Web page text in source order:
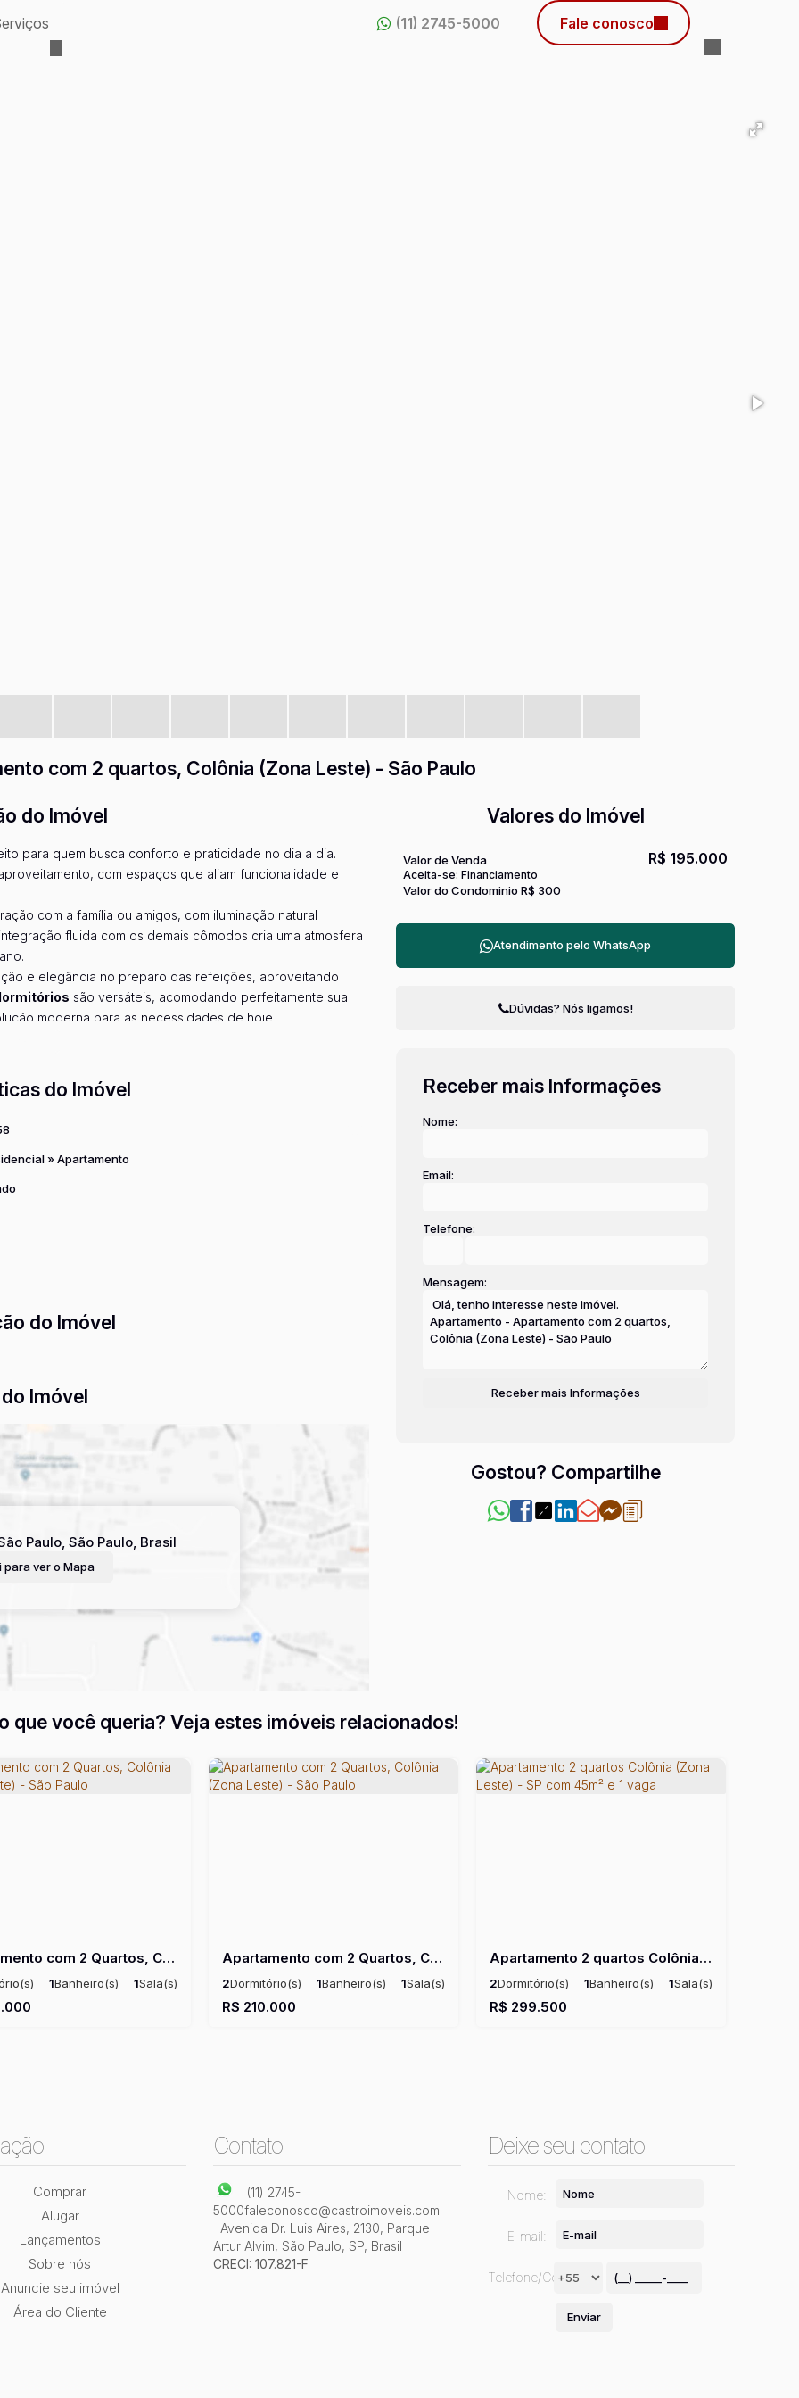
Fale conosco
(11) 2745-5000
com 2 quartos, Colônia (Zona Leste) - São Paulo
do Imóvel
para quem busca conforto e praticidade no dia a dia.
com espaços que aliam funcionalidade e
com a família ou amigos, com iluminação natural
fluida com os demais cômodos cria uma atmosfera
e elegância no preparo das refeições, aproveitando
são versáteis, acomodando perfeitamente sua
moderna para as necessidades de hoje.
garante segurança total para sua família, enquanto o
reunir quem você ama nos fins de semana. Lazer e
no
farmácias, escolas e transporte público. A região é
excelente infraestrutura urbana e fácil acesso às principais
rentabilidade.
do Imóvel
» Apartamento
do Imóvel
Imóvel
Paulo, São Paulo, Brasil
para ver o Mapa
Valores do Imóvel
R$ 195.000
Valor de Venda
Aceita-se: Financiamento
Valor do Condominio R$ 300
Atendimento pelo WhatsApp
Dúvidas? Nós ligamos!
Receber mais Informações
Nome:
Email:
Telefone:
Mensagem:
Gostou? Compartilhe
que você queria? Veja estes imóveis relacionados!
Apartamento com 2 Quartos, Colônia (Zona Leste) - São Paulo
1Banheiro(s) 1Sala(s)
Apartamento com 2 Quartos, Colônia (Zona Leste) - São Paulo
R$ 210.000
2Dormitório(s) 1Banheiro(s) 1Sala(s)
1Vaga(s)
Apartamento 2 quartos Colônia (Zona Leste) - SP com 45m² e 1 vaga
R$ 299.500
2Dormitório(s) 1Banheiro(s) 1Sala(s)
1Vaga(s)
Comprar
Alugar
Lançamentos
Sobre nós
Anuncie seu imóvel
Área do Cliente
Contato
(11) 2745-
5000faleconosco@castroimoveis.com
Avenida Dr. Luis Aires, 2130, Parque
Artur Alvim, São Paulo, SP, Brasil
CRECI: 107.821-F
Deixe seu contato
Nome:
E-mail:
Telefone/Celular: